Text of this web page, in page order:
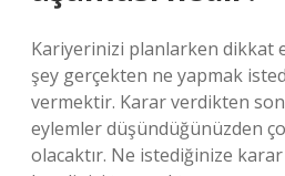
Kariyerinizi planlarken dikkat
şey gerçekten ne yapmak
vermektir. Karar verdikten
eylemler düşündüğünüzden
olacaktır. Ne istediğinize